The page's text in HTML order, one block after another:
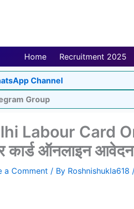
Home Recruitment 2025
Channel
Group
Labour Card
कार्ड ऑनलाइन आवेदन,
a Comment / By Roshnishukla618